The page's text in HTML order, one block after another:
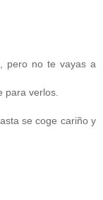
pero no te vayas a
para verlos.
se coge cariño y